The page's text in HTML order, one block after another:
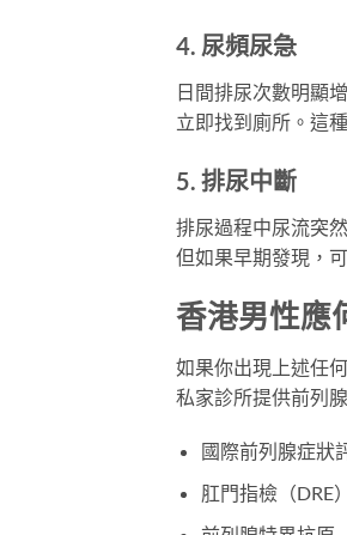
4. 尿頻尿急
日間排尿次數明顯
立即找到廁所。這
5. 排尿中斷
排尿過程中尿流突
但如果早期發現，
香港男性應
如果你出現上述任
私家診所提供前列
國際前列腺症狀
肛門指檢（DRE）